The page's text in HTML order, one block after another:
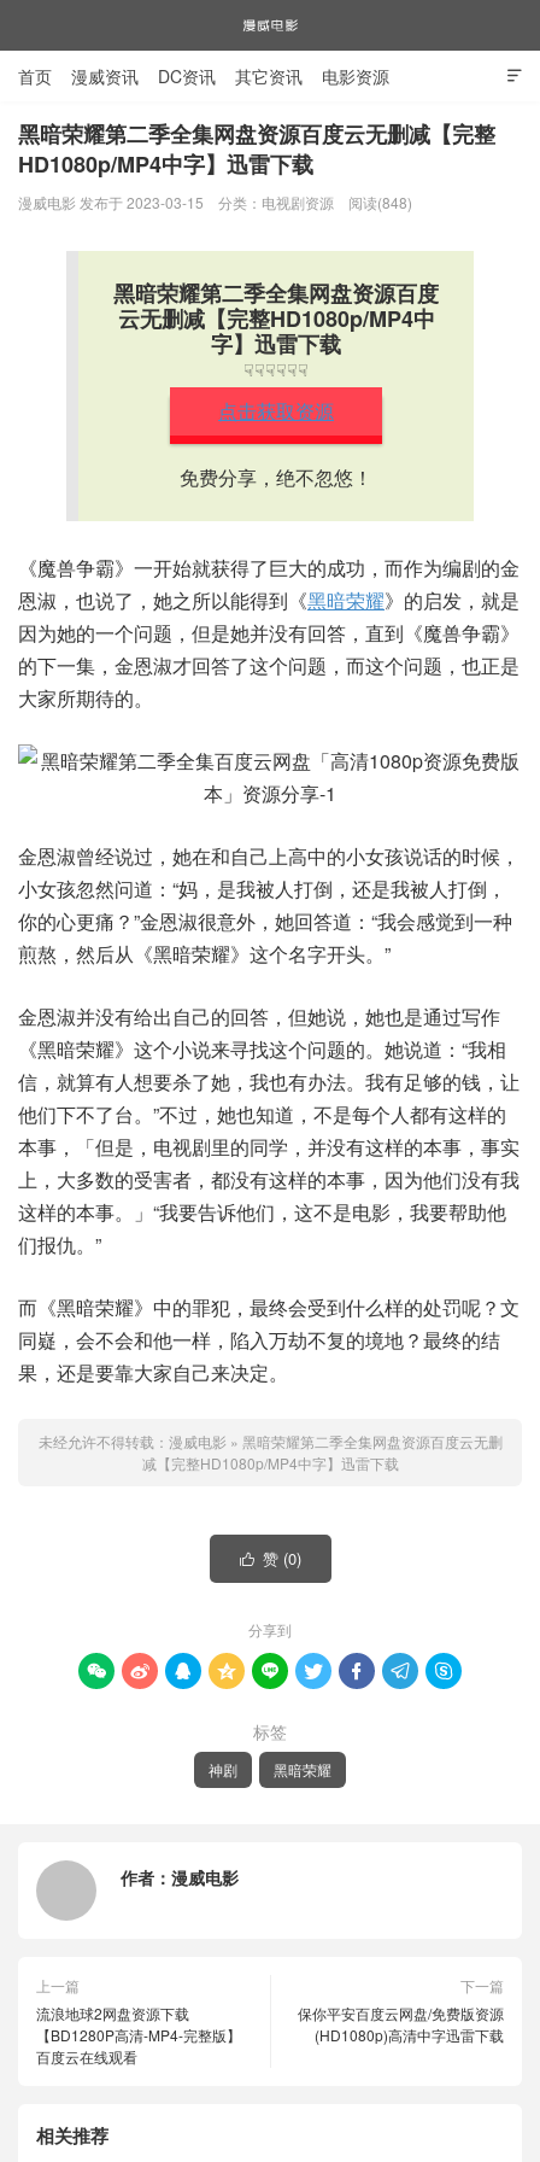
漫威电影

首页 漫威资讯 DC资讯 其它资讯 电影资源
电视剧资源 漫威图片
黑暗荣耀第二季全集网盘资源百度云无删减【完整
HD1080p/MP4中字】迅雷下载
漫威电影 发布于 2023-03-15 分类： 电视剧资源 阅读(848)
黑暗荣耀第二季全集网盘资源百度
云无删减【完整HD1080p/MP4中
字】迅雷下载
☟☟☟☟☟☟
点击获取资源
免费分享，绝不忽悠！
《魔兽争霸》一开始就获得了巨大的成功，而作为编剧的金
恩淑，也说了，她之所以能得到《黑暗荣耀》的启发，就是
因为她的一个问题，但是她并没有回答，直到《魔兽争霸》
的下一集，金恩淑才回答了这个问题，而这个问题，也正是
大家所期待的。
金恩淑曾经说过，她在和自己上高中的小女孩说话的时候，
小女孩忽然问道：“妈，是我被人打倒，还是我被人打倒，
你的心更痛？”金恩淑很意外，她回答道：“我会感觉到一种
煎熬，然后从《黑暗荣耀》这个名字开头。”
金恩淑并没有给出自己的回答，但她说，她也是通过写作
《黑暗荣耀》这个小说来寻找这个问题的。她说道：“我相
信，就算有人想要杀了她，我也有办法。我有足够的钱，让
他们下不了台。”不过，她也知道，不是每个人都有这样的
本事，「但是，电视剧里的同学，并没有这样的本事，事实
上，大多数的受害者，都没有这样的本事，因为他们没有我
这样的本事。」“我要告诉他们，这不是电影，我要帮助他
们报仇。”
而《黑暗荣耀》中的罪犯，最终会受到什么样的处罚呢？文
同嶷，会不会和他一样，陷入万劫不复的境地？最终的结
果，还是要靠大家自己来决定。
未经允许不得转载： 漫威电影 » 黑暗荣耀第二季全集网盘资源百度云无删
减【完整HD1080p/MP4中字】迅雷下载
 赞 (0)
分享到
        
标签
神剧 黑暗荣耀
作者： 漫威电影
上一篇
流浪地球2网盘资源下载
【BD1280P高清-MP4-完整版】
百度云在线观看
下一篇
保你平安百度云网盘/免费版资源
(HD1080p)高清中字迅雷下载
相关推荐